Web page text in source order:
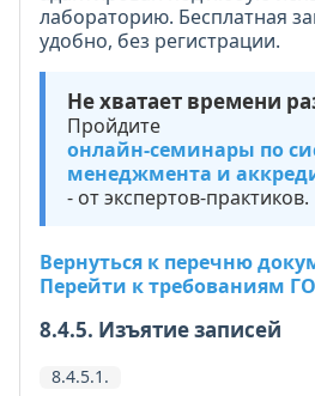
лабораторию. Бесплатная
удобно, без регистрации.
Не хватает времени
Пройдите
онлайн-семинары по
менеджмента и
- от экспертов-практиков.
Вернуться к перечню
Перейти к требованиям
8.4.5. Изъятие записей
8.4.5.1.